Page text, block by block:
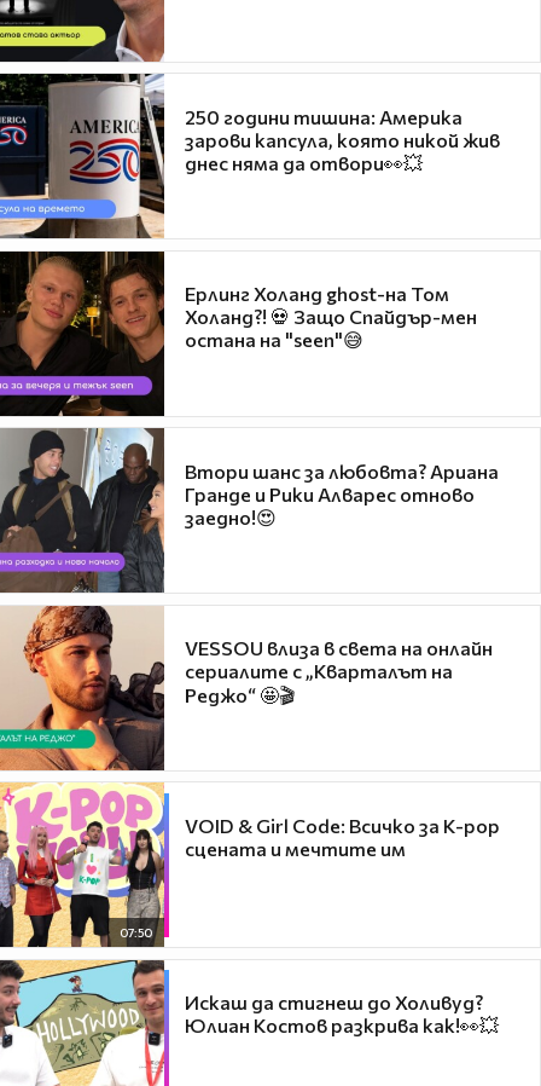
250 години тишина: Америка
зарови капсула, която никой жив
днес няма да отвори👀💥
Ерлинг Холанд ghost-на Том
Холанд?! 💀 Защо Спайдър-мен
остана на "seen"😅
Втори шанс за любовта? Ариана
Гранде и Рики Алварес отново
заедно!😍
VESSOU влиза в света на онлайн
сериалите с „Кварталът на
Реджо“ 🤩🎬
07:50
VOID & Girl Code: Всичко за K-pop
сцената и мечтите им
Искаш да стигнеш до Холивуд?
Юлиан Костов разкрива как!👀💥